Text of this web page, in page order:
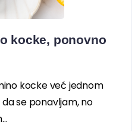
kocke, ponovno
kocke već jednom
se ponavljam, no